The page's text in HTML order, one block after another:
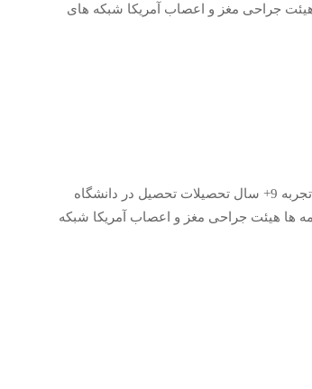
جراحی مغز و اعصاب آمریکا شبکه های
021-874235 جزئیات شخصی نام پزشک رضا حیدری تخصص اشعه ایکس تجربه 9+ سال تحصیلات تحصیل در دانشگاه
ها هیئت جراحی مغز و اعصاب آمریکا شبکه